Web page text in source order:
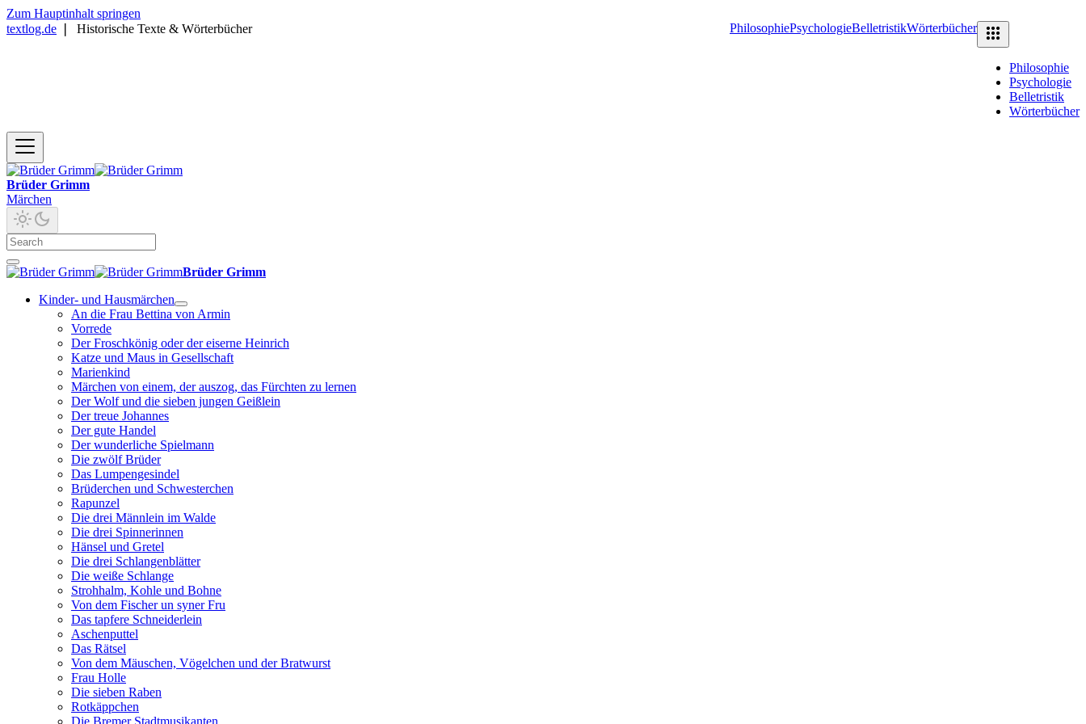
Zum Hauptinhalt springen
textlog.de
Historische Texte & Wörterbücher PhilosophiePsychologieBelletristikWörterbücher
Philosophie
Psychologie
Belletristik
Wörterbücher
Brüder Grimm
Märchen
Brüder Grimm
Kinder- und Hausmärchen
An die Frau Bettina von Armin
Vorrede
Der Froschkönig oder der eiserne Heinrich
Katze und Maus in Gesellschaft
Marienkind
Märchen von einem, der auszog, das Fürchten zu lernen
Der Wolf und die sieben jungen Geißlein
Der treue Johannes
Der gute Handel
Der wunderliche Spielmann
Die zwölf Brüder
Das Lumpengesindel
Brüderchen und Schwesterchen
Rapunzel
Die drei Männlein im Walde
Die drei Spinnerinnen
Hänsel und Gretel
Die drei Schlangenblätter
Die weiße Schlange
Strohhalm, Kohle und Bohne
Von dem Fischer un syner Fru
Das tapfere Schneiderlein
Aschenputtel
Das Rätsel
Von dem Mäuschen, Vögelchen und der Bratwurst
Frau Holle
Die sieben Raben
Rotkäppchen
Die Bremer Stadtmusikanten